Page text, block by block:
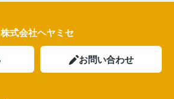
株式会社ヘヤミセ
お問い合わせ